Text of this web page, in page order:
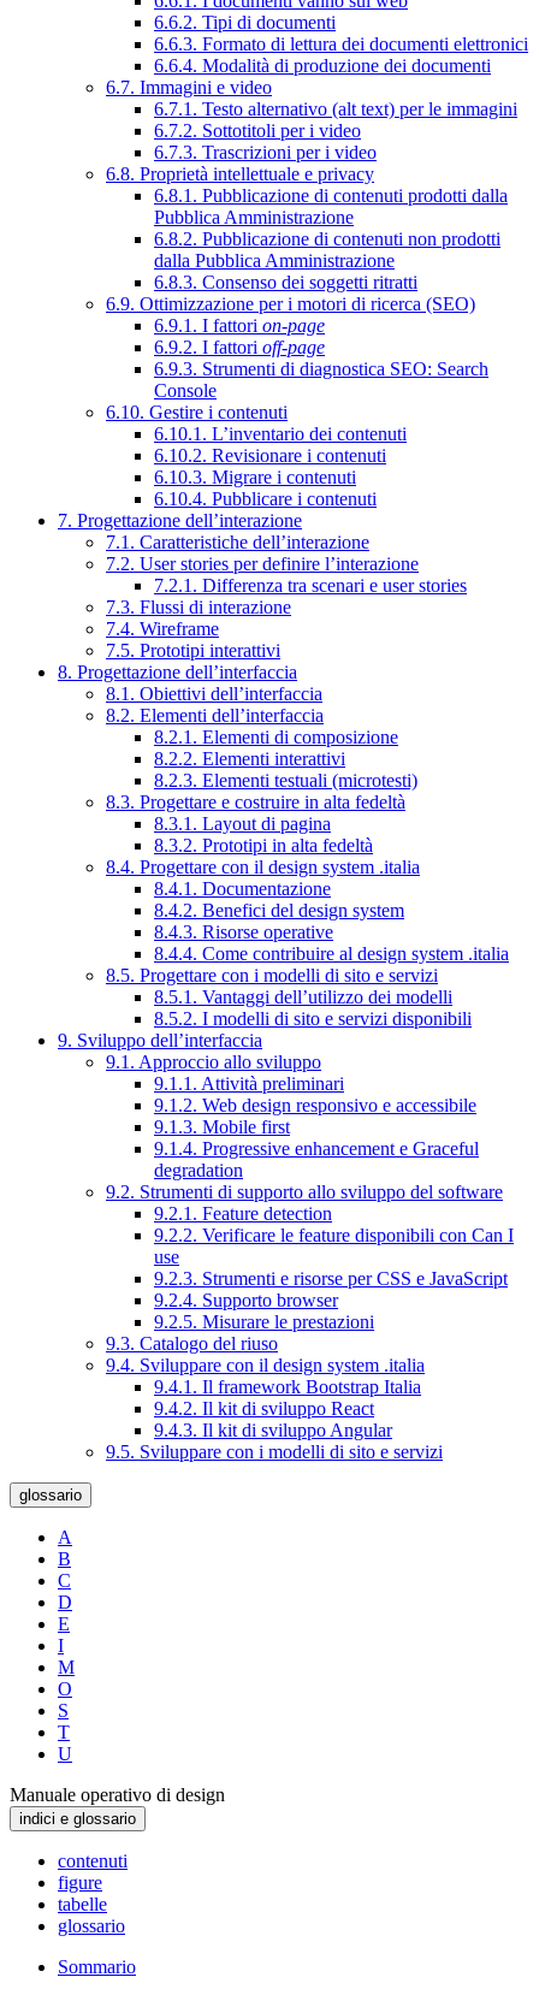
6.6.2. Tipi di documenti
6.6.3. Formato di lettura dei documenti elettronici
6.6.4. Modalità di produzione dei documenti
6.7. Immagini e video
6.7.1. Testo alternativo (alt text) per le immagini
6.7.2. Sottotitoli per i video
6.7.3. Trascrizioni per i video
6.8. Proprietà intellettuale e privacy
6.8.1. Pubblicazione di contenuti prodotti dalla
Pubblica Amministrazione
6.8.2. Pubblicazione di contenuti non prodotti
dalla Pubblica Amministrazione
6.8.3. Consenso dei soggetti ritratti
6.9. Ottimizzazione per i motori di ricerca (SEO)
6.9.1. I fattori on-page
6.9.2. I fattori off-page
6.9.3. Strumenti di diagnostica SEO: Search
Console
6.10. Gestire i contenuti
6.10.1. L’inventario dei contenuti
6.10.2. Revisionare i contenuti
6.10.3. Migrare i contenuti
6.10.4. Pubblicare i contenuti
7. Progettazione dell’interazione
7.1. Caratteristiche dell’interazione
7.2. User stories per definire l’interazione
7.2.1. Differenza tra scenari e user stories
7.3. Flussi di interazione
7.4. Wireframe
7.5. Prototipi interattivi
8. Progettazione dell’interfaccia
8.1. Obiettivi dell’interfaccia
8.2. Elementi dell’interfaccia
8.2.1. Elementi di composizione
8.2.2. Elementi interattivi
8.2.3. Elementi testuali (microtesti)
8.3. Progettare e costruire in alta fedeltà
8.3.1. Layout di pagina
8.3.2. Prototipi in alta fedeltà
8.4. Progettare con il design system .italia
8.4.1. Documentazione
8.4.2. Benefici del design system
8.4.3. Risorse operative
8.4.4. Come contribuire al design system .italia
8.5. Progettare con i modelli di sito e servizi
8.5.1. Vantaggi dell’utilizzo dei modelli
8.5.2. I modelli di sito e servizi disponibili
9. Sviluppo dell’interfaccia
9.1. Approccio allo sviluppo
9.1.1. Attività preliminari
9.1.2. Web design responsivo e accessibile
9.1.3. Mobile first
9.1.4. Progressive enhancement e Graceful
degradation
9.2. Strumenti di supporto allo sviluppo del software
9.2.1. Feature detection
9.2.2. Verificare le feature disponibili con Can I
use
9.2.3. Strumenti e risorse per CSS e JavaScript
9.2.4. Supporto browser
9.2.5. Misurare le prestazioni
9.3. Catalogo del riuso
9.4. Sviluppare con il design system .italia
9.4.1. Il framework Bootstrap Italia
9.4.2. Il kit di sviluppo React
9.4.3. Il kit di sviluppo Angular
9.5. Sviluppare con i modelli di sito e servizi
glossario
A
B
C
D
E
I
M
O
S
T
U
Manuale operativo di design
indici e glossario
contenuti
figure
tabelle
glossario
Sommario